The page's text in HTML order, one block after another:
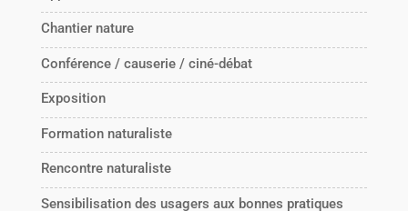
Chantier nature
Conférence / causerie / ciné-débat
Exposition
Formation naturaliste
Rencontre naturaliste
Sensibilisation des usagers aux bonnes pratiques